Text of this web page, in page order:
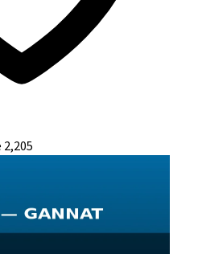
2,205